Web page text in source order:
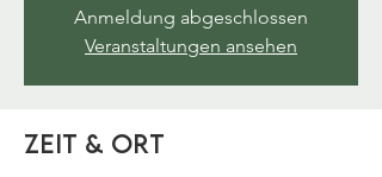
Anmeldung abgeschlossen
Veranstaltungen ansehen
Zeit & Ort